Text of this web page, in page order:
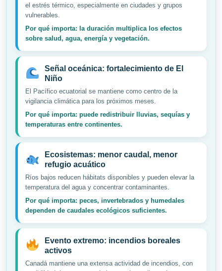
el estrés térmico, especialmente en ciudades y grupos
vulnerables.
Por qué importa: la duración multiplica los efectos
sobre salud, agua, energía y vegetación.
Señal oceánica: fortalecimiento de El
Niño
El Pacífico ecuatorial se mantiene como centro de la
vigilancia climática para los próximos meses.
Por qué importa: puede redistribuir lluvias, sequías y
temperaturas entre continentes.
Ecosistemas: menor caudal, menor
refugio acuático
Ríos bajos reducen hábitats disponibles y pueden elevar la
temperatura del agua y concentrar contaminantes.
Por qué importa: peces, invertebrados y humedales
dependen de caudales ecológicos suficientes.
Evento extremo: incendios boreales
activos
Canadá mantiene una extensa actividad de incendios, con